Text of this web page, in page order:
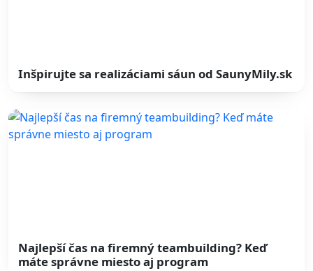
Inšpirujte sa realizáciami sáun od SaunyMily.sk
Najlepší čas na firemný teambuilding? Keď
máte správne miesto aj program